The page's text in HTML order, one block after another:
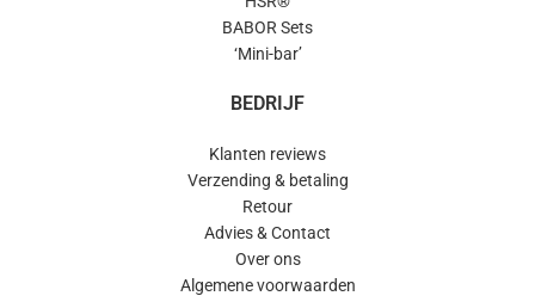
BABOR Sets
‘Mini-bar’
BEDRIJF
Klanten reviews
Verzending & betaling
Retour
Advies & Contact
Over ons
Algemene voorwaarden